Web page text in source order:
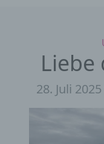
Liebe
28. Juli 2025